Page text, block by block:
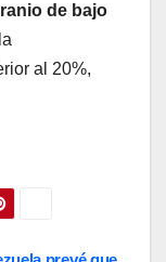
de bajo
al 20%,